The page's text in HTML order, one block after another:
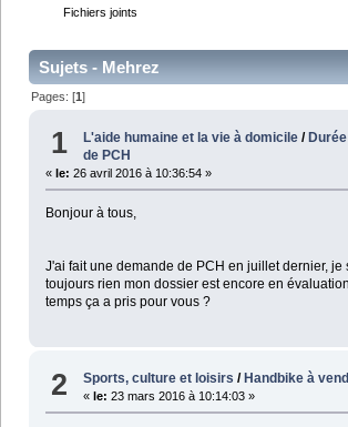
Fichiers joints
Sujets - Mehrez
Pages: [1]
1 L'aide humaine et la vie à domicile /
de PCH
« le: 26 avril 2016 à 10:36:54 »
Bonjour à tous,
J'ai fait une demande de PCH en juillet dernier, je
toujours rien mon dossier est encore en
temps ça a pris pour vous ?
2 Sports, culture et loisirs / Handbike à
« le: 23 mars 2016 à 10:14:03 »